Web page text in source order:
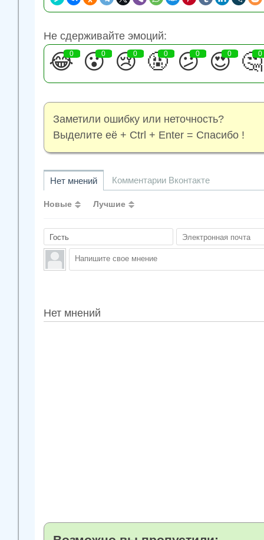
Не сдерживайте эмоций:
😂
0 😮
0 😢
0 🤬
0 😕
0 😍
0 🤔
0
Заметили ошибку или неточность?
Выделите её + Ctrl + Enter = Спасибо !
Нет мнений Комментарии Вконтакте
Новые Лучшие
Нет мнений